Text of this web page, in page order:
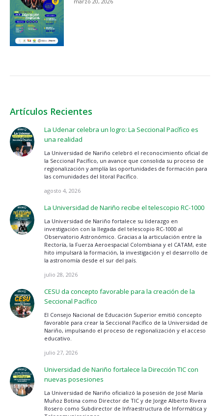
Artículos Recientes
La Udenar celebra un logro: La Seccional Pacífico es
una realidad
La Universidad de Nariño celebró el reconocimiento oficial de
la Seccional Pacífico, un avance que consolida su proceso de
regionalización y amplía las oportunidades de formación para
las comunidades del litoral Pacífico.
agosto 4, 2026
La Universidad de Nariño recibe el telescopio RC-1000
La Universidad de Nariño fortalece su liderazgo en
investigación con la llegada del telescopio RC-1000 al
Observatorio Astronómico. Gracias a la articulación entre la
Rectoría, la Fuerza Aeroespacial Colombiana y el CATAM, este
hito impulsará la formación, la investigación y el desarrollo de
la astronomía desde el sur del país.
julio 28, 2026
CESU da concepto favorable para la creación de la
Seccional Pacífico
El Consejo Nacional de Educación Superior emitió concepto
favorable para crear la Seccional Pacífico de la Universidad de
Nariño, impulsando el proceso de regionalización y el acceso
educativo.
julio 27, 2026
Universidad de Nariño fortalece la Dirección TIC con
nuevas posesiones
La Universidad de Nariño oficializó la posesión de José María
Muñoz Botina como Director de TIC y de Jorge Alberto Rivera
Rosero como Subdirector de Infraestructura de Informática y